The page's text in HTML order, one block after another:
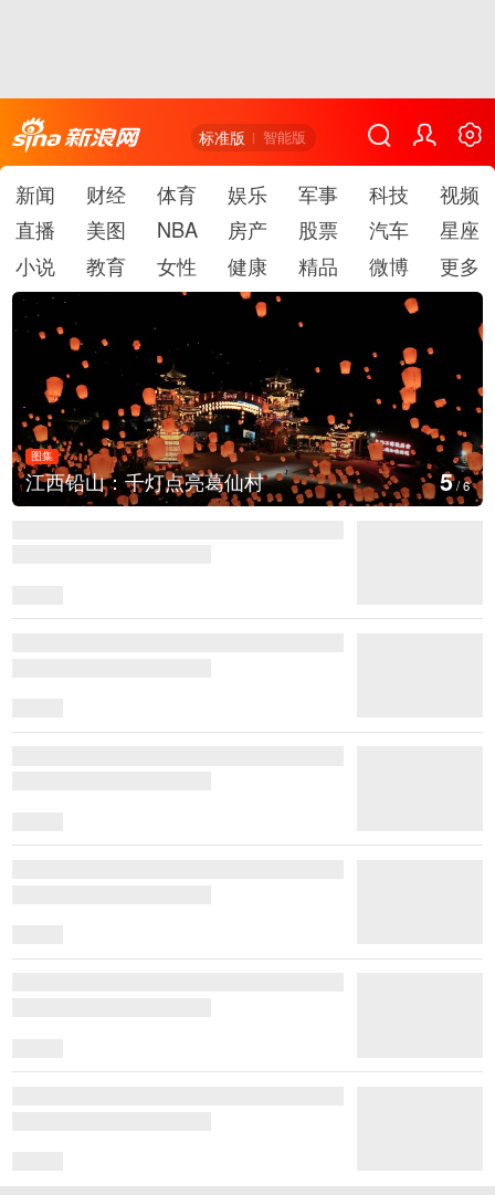
标准版 智能版
新闻 财经 体育 娱乐 军事 科技
视频
直播
美图 NBA 房产 股票 汽车
星座
小说
教育 女性 健康 精品 微博 更多
图集
上海：七彩稻田画迎最佳观赏
6/6